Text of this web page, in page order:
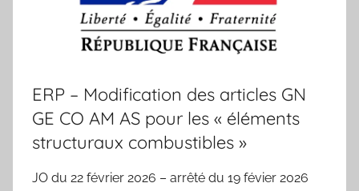
ERP – Modification des articles GN
GE CO AM AS pour les « éléments
structuraux combustibles »
JO du 22 février 2026 – arrêté du 19 févier 2026